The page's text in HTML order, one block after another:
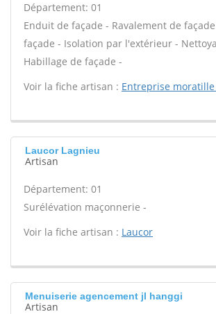
Département: 01
Enduit de façade - Ravalement de
façade - Isolation par l'extérieur -
Habillage de façade -
Voir la fiche artisan : Entreprise
Laucor Lagnieu
Artisan
Département: 01
Surélévation maçonnerie -
Voir la fiche artisan : Laucor
Menuiserie agencement jl hanggi
Artisan